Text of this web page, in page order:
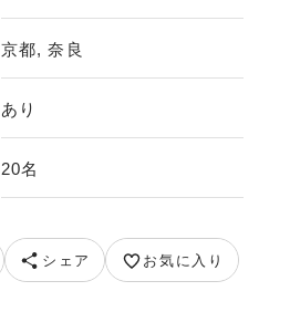
京都, 奈良
あり
20名
シェア お気に入り